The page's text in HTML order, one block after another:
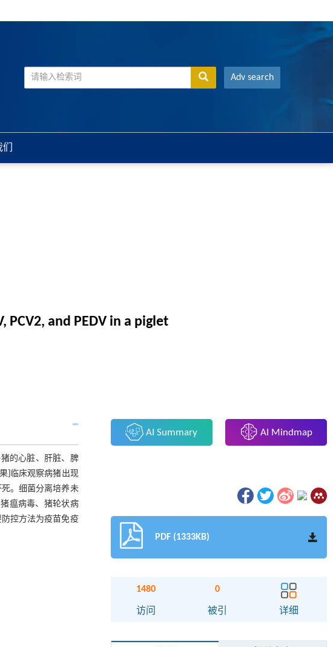
Adv search
and PEDV in a piglet
的心脏、肝脏、脾
]临床观察病猪出现
。细菌分离培养未
瘟病毒、猪轮状病
控方法为疫苗免疫
AI Summary AI Mindmap
PDF (1333KB)
1480
访问
0
被引 详细